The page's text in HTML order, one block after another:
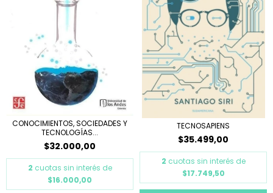
CONOCIMIENTOS, SOCIEDADES Y
TECNOLOGÍAS...
$32.000,00
2 cuotas sin interés de
$16.000,00
TECNOSAPIENS
$35.499,00
2 cuotas sin interés de
$17.749,50